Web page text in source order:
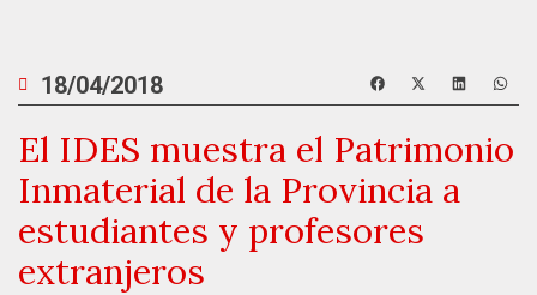
18/04/2018
El IDES muestra el Patrimonio
Inmaterial de la Provincia a
estudiantes y profesores
extranjeros